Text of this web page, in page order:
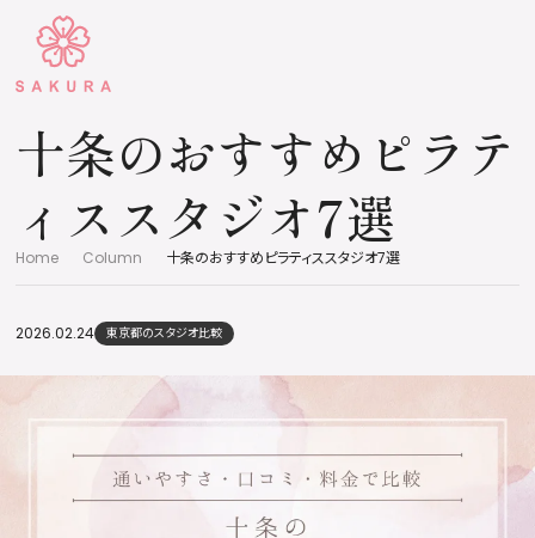
十条のおすすめピラテ
ィススタジオ7選
Home Column 十条のおすすめピラティススタジオ7選
2026.02.24 東京都のスタジオ比較